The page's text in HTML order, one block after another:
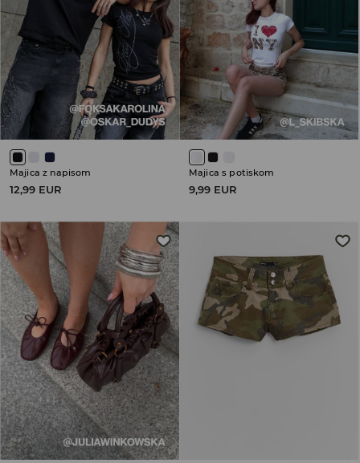
Majica z napisom
12,99 EUR
Majica s potiskom
9,99 EUR